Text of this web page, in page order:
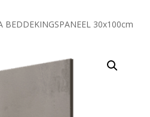
BEDDEKINGSPANEEL 30x100cm